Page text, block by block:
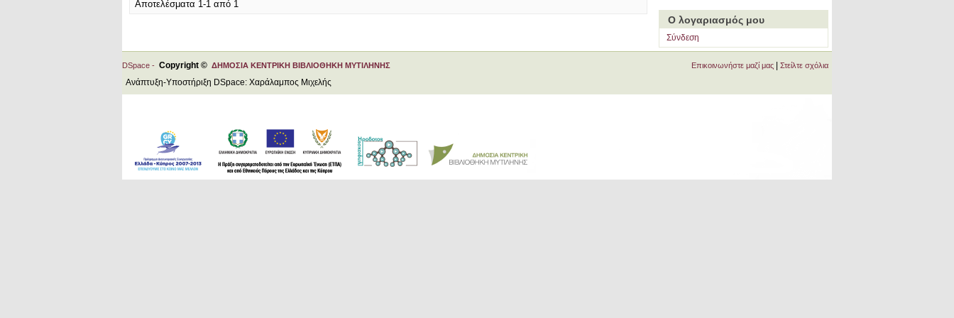
Αποτελέσματα 1-1 από 1
Ο λογαριασμός μου
Σύνδεση
DSpace - Copyright © ΔΗΜΟΣΙΑ ΚΕΝΤΡΙΚΗ ΒΙΒΛΙΟΘΗΚΗ ΜΥΤΙΛΗΝΗΣ
Ανάπτυξη-Υποστήριξη DSpace: Χαράλαμπος Μιχελής
Επικοινωνήστε μαζί μας Στείλτε σχόλια